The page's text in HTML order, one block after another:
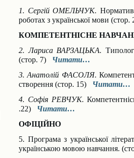
1. Сергій ОМЕЛЬЧУК.
роботах з української мови
КОМПЕТЕНТНІСНЕ
2. Лариса ВАРЗАЦЬКА.
(стор. 7) Читати…
3. Анатолій ФАСОЛЯ.
створення (стор. 15) Читати…
4. Софія РЕВЧУК.
.22) Читати…
ОФІЦІЙНО
5. Програма з української
українською мовою навчання.